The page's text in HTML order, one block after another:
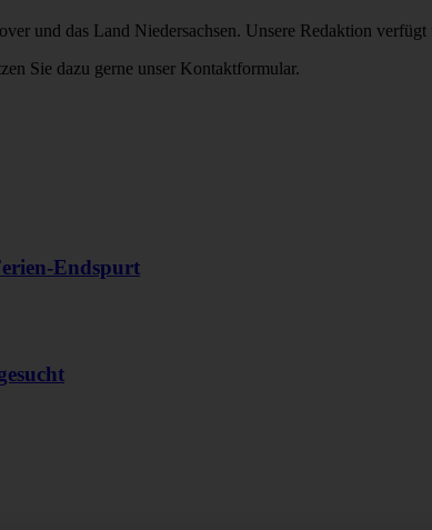
und das Land Niedersachsen. Unsere Redaktion
Sie dazu gerne unser Kontaktformular.
Endspurt